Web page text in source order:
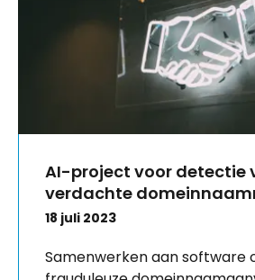
AI-project voor detectie
verdachte
18 juli 2023
Samenwerken aan software